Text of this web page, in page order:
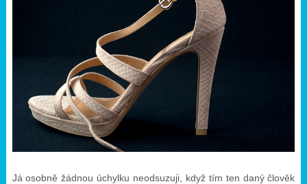
Já osobně žádnou úchylku neodsuzuji, když tím ten daný člověk